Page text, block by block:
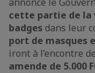
cette partie de la
badgesdans leur
port de masques
iront à l’encontre
amende de 5.000